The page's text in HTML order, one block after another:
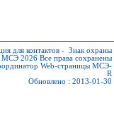
для контактов - Знак охраны
МСЭ 2026 Все права сохранены
Web-страницы МСЭ-
R
Обновлено : 2013-01-30